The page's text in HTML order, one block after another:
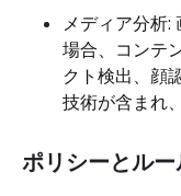
メディア分析:
場合、コンテ
クト検出、顔
技術が含まれ
ポリシーとル